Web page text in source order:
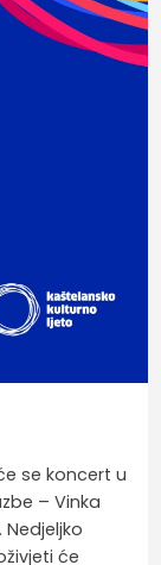
se koncert u
– Vinka
će